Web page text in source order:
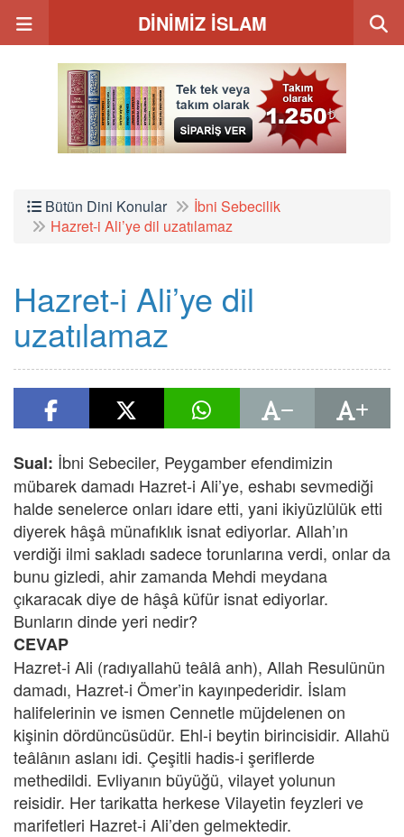
DİNİMİZ İSLAM
Bütün Dini Konular
İbni Sebecilik
Hazret-i Ali’ye dil uzatılamaz
Hazret-i Ali’ye dil
uzatılamaz
Sual: İbni Sebeciler, Peygamber efendimizin
mübarek damadı Hazret-i Ali’ye, eshabı sevmediği
halde senelerce onları idare etti, yani ikiyüzlülük etti
diyerek hâşâ münafıklık isnat ediyorlar. Allah’ın
verdiği ilmi sakladı sadece torunlarına verdi, onlar da
bunu gizledi, ahir zamanda Mehdi meydana
çıkaracak diye de hâşâ küfür isnat ediyorlar.
Bunların dinde yeri nedir?
CEVAP
Hazret-i Ali (radıyallahü teâlâ anh), Allah Resulünün
damadı, Hazret-i Ömer’in kayınpederidir. İslam
halifelerinin ve ismen Cennetle müjdelenen on
kişinin dördüncüsüdür. Ehl-i beytin birincisidir. Allahü
teâlânın aslanı idi. Çeşitli hadis-i şeriflerde
methedildi. Evliyanın büyüğü, vilayet yolunun
reisidir. Her tarikatta herkese Vilayetin feyzleri ve
marifetleri Hazret-i Ali’den gelmektedir.